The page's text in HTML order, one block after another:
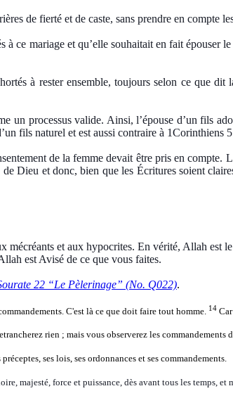
de fierté et de caste, sans prendre en compte
ce mariage et qu’elle souhaitait en fait
à rester ensemble, toujours selon ce que
un processus valide. Ainsi, l’épouse d’un fils
fils naturel et est aussi contraire à 1Corinthiens
de la femme devait être pris en compte.
Dieu et donc, bien que les Écritures soient
et aux hypocrites. En vérité, Allah est
est Avisé de ce que vous faites.
22 “Le Pèlerinage” (No. Q022).
C'est là ce que doit faire tout homme. 14
rien ; mais vous observerez les
ses lois, ses ordonnances et ses commandements.
majesté, force et puissance, dès avant tous les temps, et